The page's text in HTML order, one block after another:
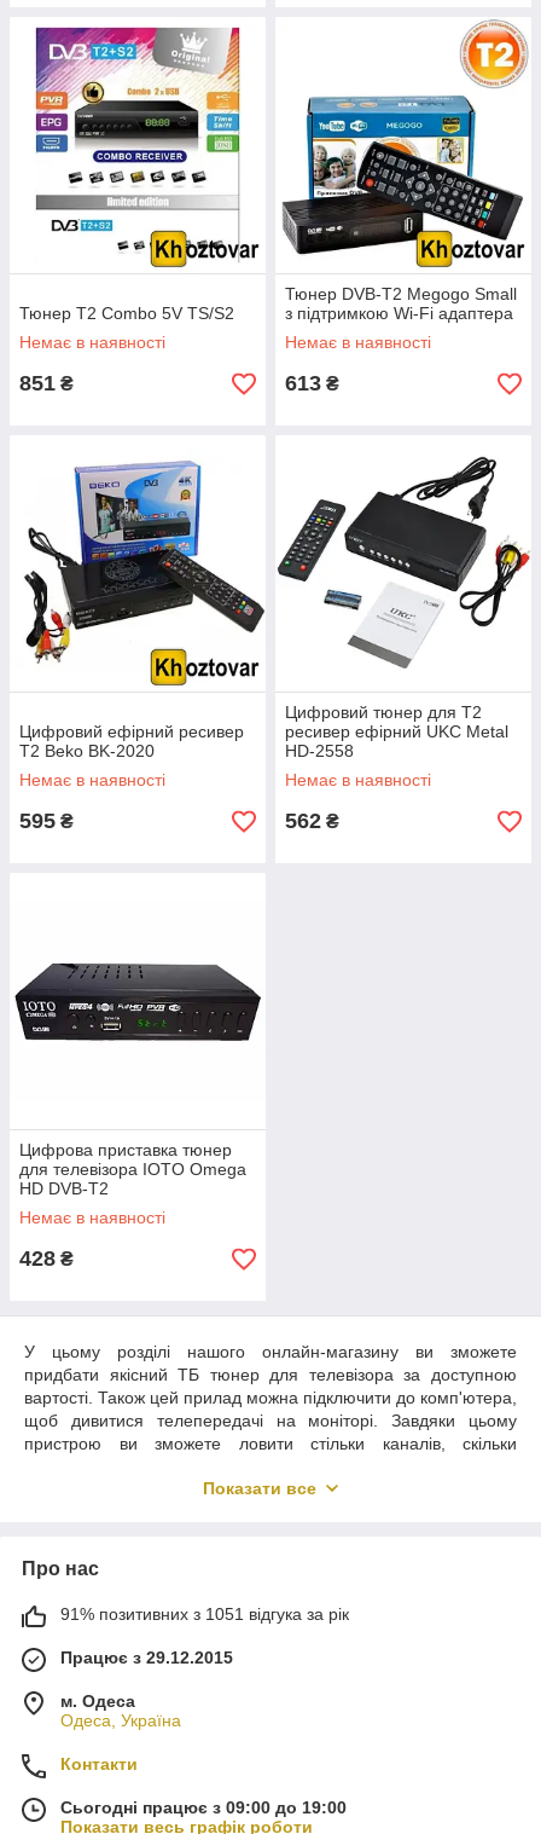
Тюнер T2 Combo 5V TS/S2
Немає в наявності
851 ₴
Тюнер DVB-T2 Megogo Small
з підтримкою Wi-Fi адаптера
Немає в наявності
613 ₴
Цифровий ефірний ресивер
Т2 Beko BK-2020
Немає в наявності
595 ₴
Цифровий тюнер для T2
ресивер ефірний UKC Metal
HD-2558
Немає в наявності
562 ₴
Цифрова приставка тюнер
для телевізора IOTO Omega
HD DVB-T2
Немає в наявності
428 ₴
У цьому розділі нашого онлайн-магазину ви зможете
придбати якісний ТБ тюнер для телевізора за доступною
вартості. Також цей прилад можна підключити до комп'ютера,
щоб дивитися телепередачі на моніторі. Завдяки цьому
пристрою ви зможете ловити стільки каналів, скільки
канали — про можливості кожної моделі можна прочитати,
консультанти зв'яжуться з вами та розкажуть про кожному
товарному найменування.
Навіщо потрібні тюнери
Тюнер для супутникового ТБ також іноді називають
вбудовують в телевізори на заводах під час складання, але
вона не завжди добре справляється зі своїми функціями.
Саме тому зовнішні тюнери користуються стабільним
попитом — вони коштують недорого і значно розширюють
можливості ТБ.
Призначення цього пристрою полягає в тому, щоб
Показати все
Про нас
91% позитивних з 1051 відгука за рік
Працює з 29.12.2015
м. Одеса
Одеса, Україна
Контакти
Сьогодні працює з 09:00 до 19:00
Показати весь графік роботи